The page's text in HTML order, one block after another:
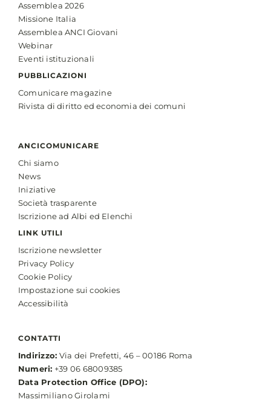
Assemblea 2026
Missione Italia
Assemblea ANCI Giovani
Webinar
Eventi istituzionali
PUBBLICAZIONI
Comunicare magazine
Rivista di diritto ed economia dei comuni
ANCICOMUNICARE
Chi siamo
News
Iniziative
Società trasparente
Iscrizione ad Albi ed Elenchi
LINK UTILI
Iscrizione newsletter
Privacy Policy
Cookie Policy
Impostazione sui cookies
Accessibilità
CONTATTI
Indirizzo: Via dei Prefetti, 46 – 00186 Roma
Numeri: +39 06 68009385
Data Protection Office (DPO):
Massimiliano Girolami